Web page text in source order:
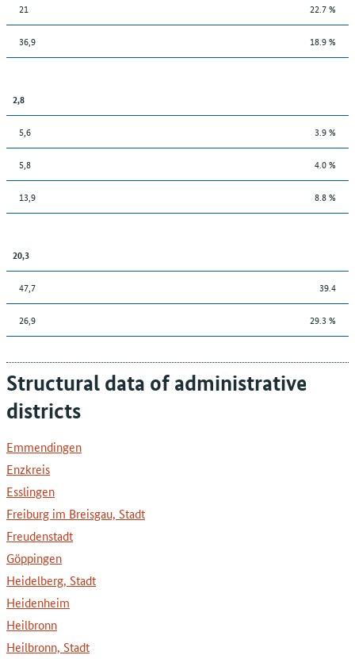
21 22.7 %
36,9 18.9 %
2,8
5,6 3.9 %
5,8 4.0 %
13,9 8.8 %
20,3
47,7 39.4
26,9 29.3 %
Structural data of administrative
districts
Emmendingen
Enzkreis
Esslingen
Freiburg im Breisgau, Stadt
Freudenstadt
Göppingen
Heidelberg, Stadt
Heidenheim
Heilbronn
Heilbronn, Stadt